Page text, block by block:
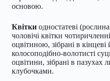
основою.
Квітки одностатеві
чоловічі квітки
оцвітиною, зібрані в кінцеві
колосоподібно-волотисті
оцвітини, зібрані в пазухах
клубочками.